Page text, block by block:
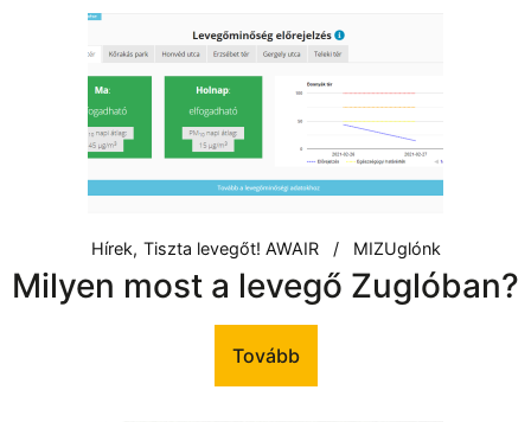
Hírek Tiszta levegőt! AWAIR MIZUglónk
Milyen most a levegő Zuglóban?
Tovább